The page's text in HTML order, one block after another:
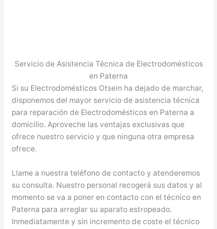
Servicio de Asistencia Técnica de Electrodomésticos
en Paterna
Si su Electrodomésticos Otsein ha dejado de marchar,
disponemos del mayor servicio de asistencia técnica
para reparación de Electrodomésticos en Paterna a
domicilio. Aproveche las ventajas exclusivas que
ofrece nuestro servicio y que ninguna otra empresa
ofrece.
Llame a nuestra teléfono de contacto y atenderemos
su consulta. Nuestro personal recogerá sus datos y al
momento se va a poner en contacto con el técnico en
Paterna para arreglar su aparato estropeado.
Inmediatamente y sin incremento de coste el técnico